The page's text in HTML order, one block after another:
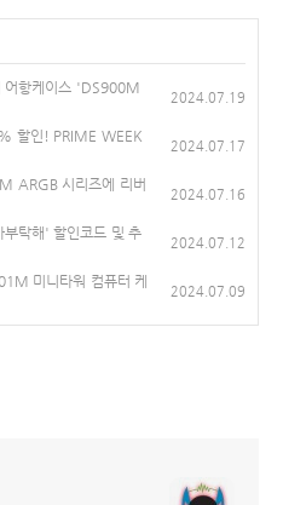
어항케이스 'DS900M
2024.07.19
할인! PRIME WEEK
2024.07.17
ARGB 시리즈에 리버
2024.07.16
탁해' 할인코드 및 추
2024.07.12
미니타워 컴퓨터 케
2024.07.09